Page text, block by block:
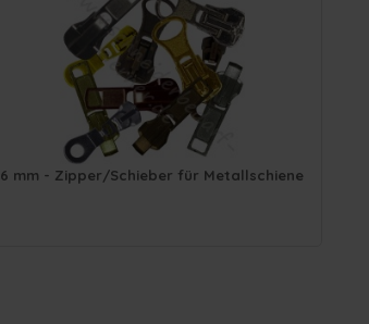
6 mm - Zipper/Schieber für Metallschiene